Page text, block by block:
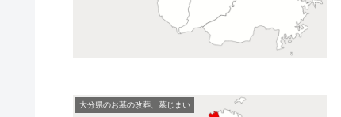
大分県のお墓の改葬、墓じまい